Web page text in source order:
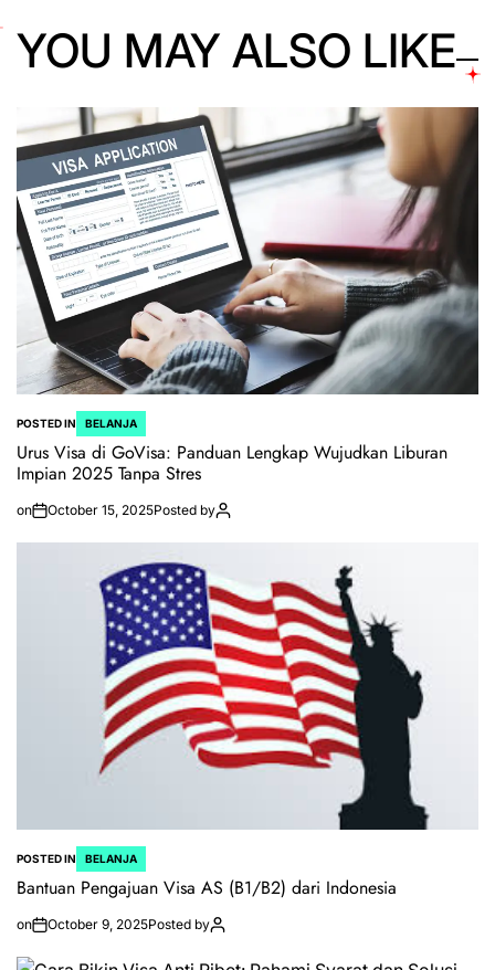
YOU MAY ALSO LIKE
POSTED IN BELANJA
Urus Visa di GoVisa: Panduan Lengkap Wujudkan Liburan
Impian 2025 Tanpa Stres
on October 15, 2025Posted by
POSTED IN BELANJA
Bantuan Pengajuan Visa AS (B1/B2) dari Indonesia
on October 9, 2025Posted by